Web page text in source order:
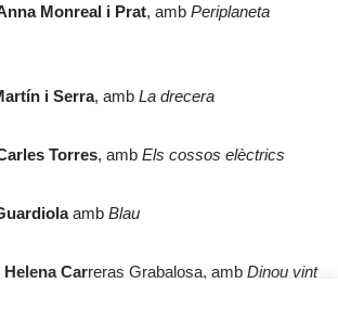
Monreal i Prat, amb Periplaneta
i Serra, amb La drecera
Torres, amb Els cossos elèctrics
amb Blau
Helena Carreras Grabalosa, amb Dinou vint